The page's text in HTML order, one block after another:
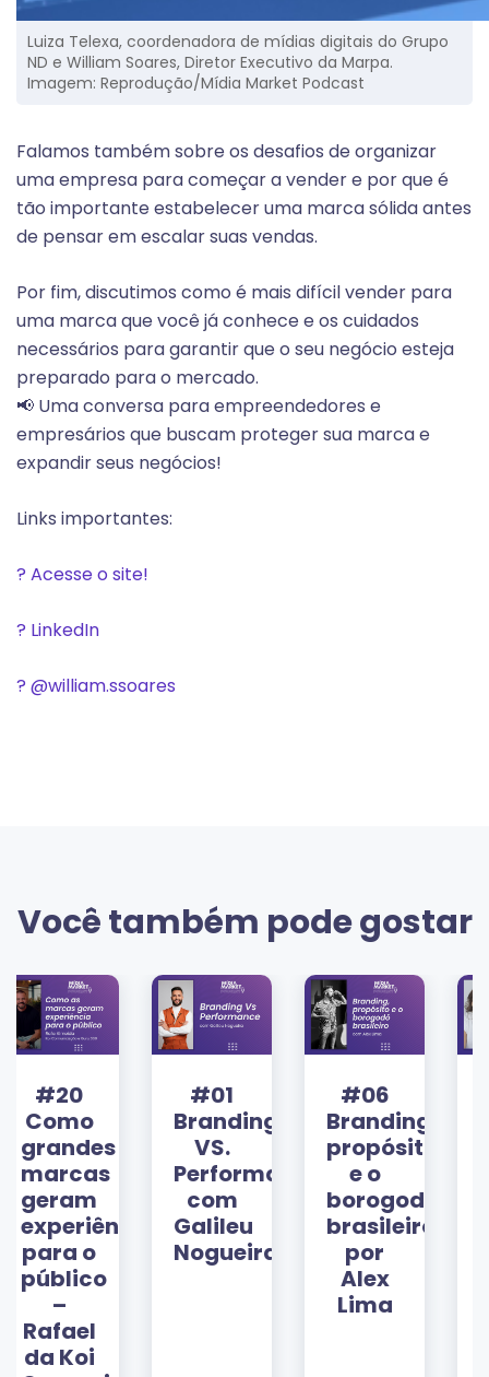
Luiza Telexa, coordenadora de mídias digitais do Grupo
ND e William Soares, Diretor Executivo da Marpa.
Imagem: Reprodução/Mídia Market Podcast
Falamos também sobre os desafios de organizar
uma empresa para começar a vender e por que é
tão importante estabelecer uma marca sólida antes
de pensar em escalar suas vendas.
Por fim, discutimos como é mais difícil vender para
uma marca que você já conhece e os cuidados
necessários para garantir que o seu negócio esteja
preparado para o mercado.
📢 Uma conversa para empreendedores e
empresários que buscam proteger sua marca e
expandir seus negócios!
Links importantes:
? Acesse o site!
? LinkedIn
? @william.ssoares
Você também pode gostar
#01
Branding
VS.
Performance
com
Galileu
Nogueira
#06
Branding,
propósito
e o
borogodó
brasileiro
por
#10
Love
Brands:
Como
criar
uma
marca
amada
com